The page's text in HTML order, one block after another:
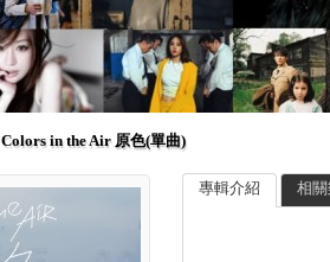
Colors in the Air 原色(單曲)
專輯介紹 相